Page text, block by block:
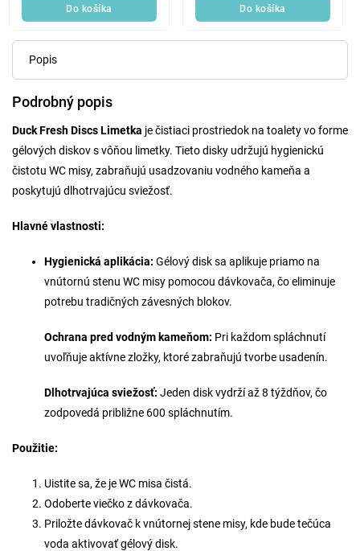
Do košíka Do košíka
Popis
Podrobný popis
Duck Fresh Discs Limetka je čistiaci prostriedok na toalety vo forme
gélových diskov s vôňou limetky. Tieto disky udržujú hygienickú
čistotu WC misy, zabraňujú usadzovaniu vodného kameňa a
poskytujú dlhotrvajúcu sviežosť.
Hlavné vlastnosti:
Hygienická aplikácia: Gélový disk sa aplikuje priamo na
vnútornú stenu WC misy pomocou dávkovača, čo eliminuje
potrebu tradičných závesných blokov.
Ochrana pred vodným kameňom: Pri každom spláchnutí
uvoľňuje aktívne zložky, ktoré zabraňujú tvorbe usadenín.
Dlhotrvajúca sviežosť: Jeden disk vydrží až 8 týždňov, čo
zodpovedá približne 600 spláchnutím.
Použitie:
Uistite sa, že je WC misa čistá.
Odoberte viečko z dávkovača.
Priložte dávkovač k vnútornej stene misy, kde bude tečúca
voda aktivovať gélový disk.